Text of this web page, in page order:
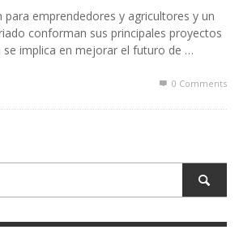
para emprendedores y agricultores y un
conforman sus principales proyectos
se implica en mejorar el futuro de …
0 Comments